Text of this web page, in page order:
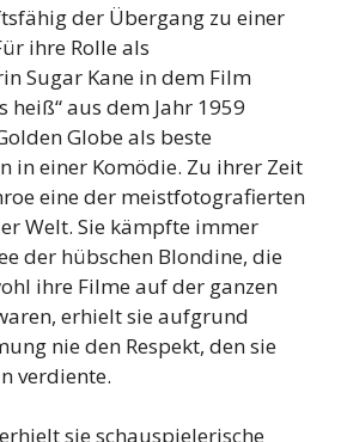
der Übergang zu einer
ihre Rolle als
Sugar Kane in dem Film
heiß“ aus dem Jahr 1959
Globe als beste
in einer Komödie. Zu ihrer Zeit
eine der meistfotografierten
Welt. Sie kämpfte immer
der hübschen Blondine, die
ihre Filme auf der ganzen
erhielt sie aufgrund
nie den Respekt, den sie
verdiente.
sie schauspielerische